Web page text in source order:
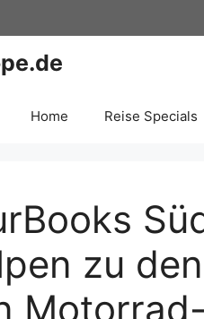
Home Reise Specials
zu